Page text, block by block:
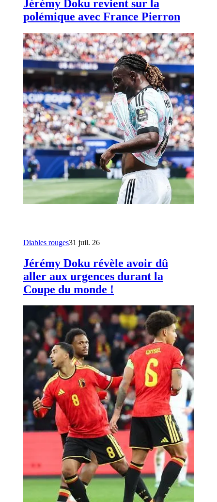
Jérémy Doku revient sur la
polémique avec France Pierron
Diables rouges31 juil. 26
Jérémy Doku révèle avoir dû
aller aux urgences durant la
Coupe du monde !